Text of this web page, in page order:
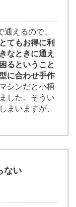
えるので、
てもお得に利
なときに通え
るということ
に合わせ手作
シンだと小柄
した。そうい
まいますが、
ない